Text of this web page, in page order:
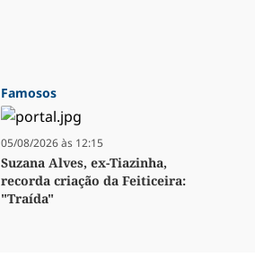
Famosos
05/08/2026 às 12:15
Suzana Alves, ex-Tiazinha,
recorda criação da Feiticeira:
"Traída"